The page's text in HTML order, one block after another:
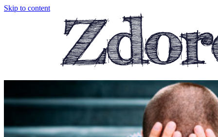
Skip to content